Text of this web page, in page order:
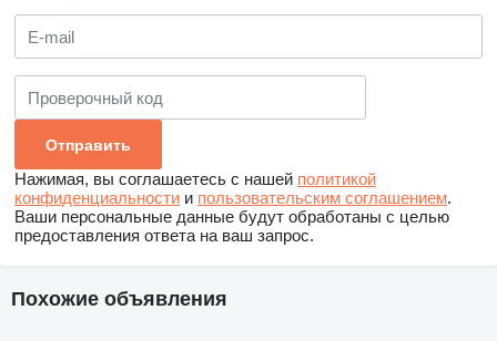
Нажимая, вы соглашаетесь с нашей политикой
конфиденциальности и пользовательским соглашением.
Ваши персональные данные будут обработаны с целью
предоставления ответа на ваш запрос.
Похожие объявления